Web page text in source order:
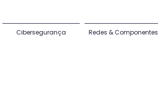
Cibersegurança Redes & Componentes